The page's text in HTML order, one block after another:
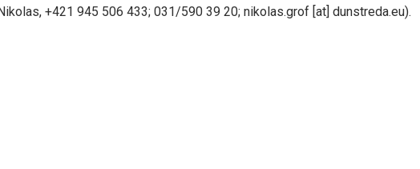
+421 945 506 433; 031/590 39 20; nikolas.grof[at] dunstreda.eu).